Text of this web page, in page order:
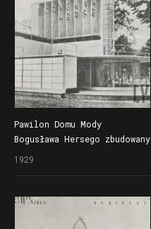
Pawilon Domu Mody
Bogusława Hersego zbudowany
z metalu i szkła według
na Powszechnej Wystawie
1929